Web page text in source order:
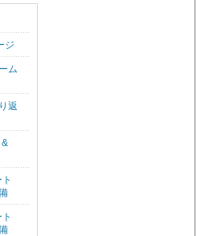
ジ
ム
返
ト
ト